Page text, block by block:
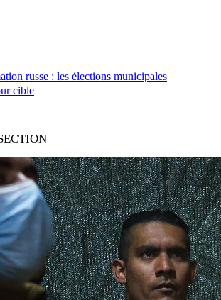
russe : les élections municipales
cible